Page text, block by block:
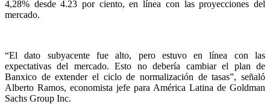
4,28% desde 4.23 por ciento, en línea con las proyecciones del
mercado.
“El dato subyacente fue alto, pero estuvo en línea con las
expectativas del mercado. Esto no debería cambiar el plan de
Banxico de extender el ciclo de normalización de tasas”, señaló
Alberto Ramos, economista jefe para América Latina de Goldman
Sachs Group Inc.